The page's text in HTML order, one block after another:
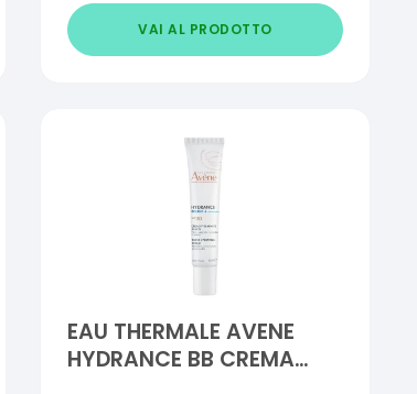
VAI AL PRODOTTO
EAU THERMALE AVENE
HYDRANCE BB CREMA